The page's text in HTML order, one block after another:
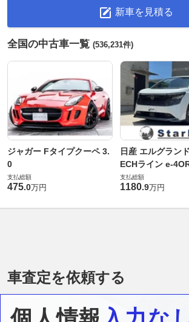
新車を見積る
全国の中古車一覧 (536,231件)
ジャガー Fタイプクーペ 3.
0
支払総額
475.0万円
日産 エルグラン
ECHライン e-
ペック 4WD
支払総額
1180.9万円
車査定を依頼する